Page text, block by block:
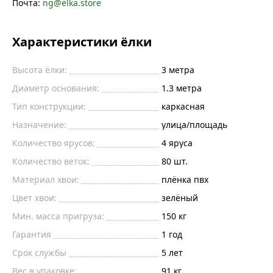
Почта: ng@elka.store
Характеристики ёлки
Высота ёлки: 3 метра
Диаметр основания:
1.3 метра
Тип конструкции:
каркасная
Назначение:
улица/площадь
Количество ярусов:
4 яруса
Количество веток:
80 шт.
Материал хвои:
плёнка пвх
Цвет хвои:
зелёный
Мин. масса пригруза:
150 кг
Гарантия
1 год
Срок службы
5 лет